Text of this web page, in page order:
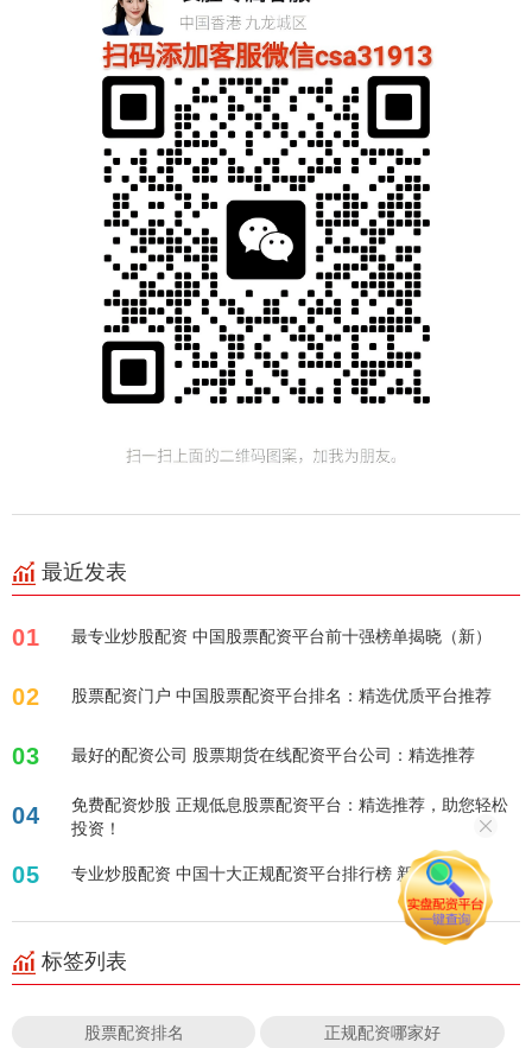
最近发表
01 最专业炒股配资 中国股票配资平台前十强榜单揭晓（新）
02 股票配资门户 中国股票配资平台排名：精选优质平台推荐
03 最好的配资公司 股票期货在线配资平台公司：精选推荐
04
免费配资炒股 正规低息股票配资平台：精选推荐，助您轻松
投资！
05 专业炒股配资 中国十大正规配资平台排行榜 新推荐
标签列表
股票配资排名 正规配资哪家好